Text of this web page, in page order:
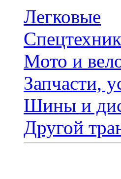
Легковые
Мото и
Запчасти,
Шины и
Другой